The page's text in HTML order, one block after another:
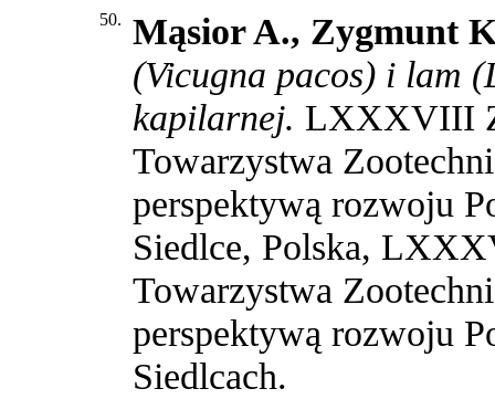
50.
Mąsior A., Zygmunt
(Vicugna pacos) i lam
kapilarnej. LXXXVIII
Towarzystwa
perspektywą rozwoju
Siedlce, Polska,
Towarzystwa
perspektywą rozwoju
Siedlcach.